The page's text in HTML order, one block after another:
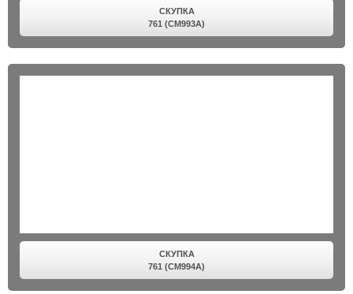
СКУПКА
761 (CM993A)
СКУПКА
761 (CM994A)